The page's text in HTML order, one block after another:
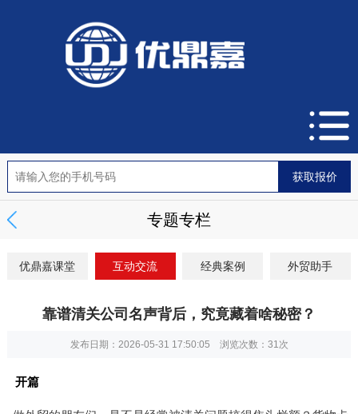
专题专栏
优鼎嘉课堂 互动交流 经典案例 外贸助手
靠谱清关公司名声背后，究竟藏着啥秘密？
发布日期：2026-05-31 17:50:05 浏览次数： 31次
开篇